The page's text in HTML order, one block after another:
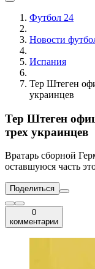
Футбол 24
Новости
Испания
Тер Штеген
украинцев
Тер Штеген
трех украинцев
Вратарь сборной
оставшуюся часть
Поделиться
0
комментарии